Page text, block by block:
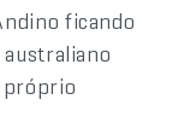
ficando
próprio